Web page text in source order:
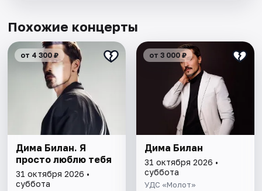
Похожие концерты
от 4 300 ₽
Дима Билан. Я
просто люблю тебя
31 октября 2026 •
суббота
от 3 000 ₽
Дима Билан
31 октября 2026 •
суббота
УДС «Молот»